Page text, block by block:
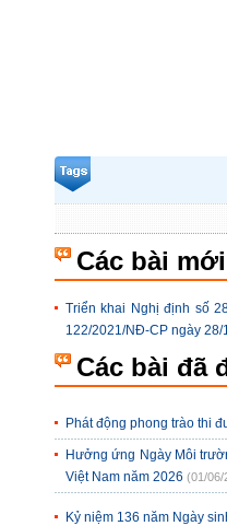
Các bài mới
Triển khai Nghị định số
122/2021/NĐ-CP ngày
Các bài đã
Phát động phong trào thi
Hưởng ứng Ngày Môi
Việt Nam năm 2026 (01/06/
Kỷ niệm 136 năm Ngày